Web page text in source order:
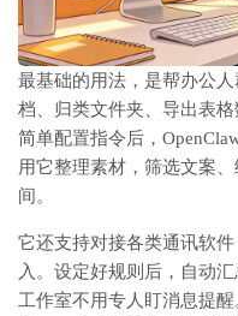
最基础的用法，是帮办公
档、归类文件夹、导出表
简单配置指令后，
用它整理素材，筛选文案
间。
它还支持对接各类通讯软
入。设定好规则后，自动
工作室不用专人盯消息提